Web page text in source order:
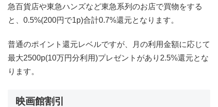
急百貨店や東急ハンズなど東急系列のお店で買物をする
と、0.5%(200円で1p)合計0.7%還元となります。
普通のポイント還元レベルですが、月の利用金額に応じて
最大2500p(10万円分利用)プレゼントがあり2.5%還元とな
ります。
映画館割引